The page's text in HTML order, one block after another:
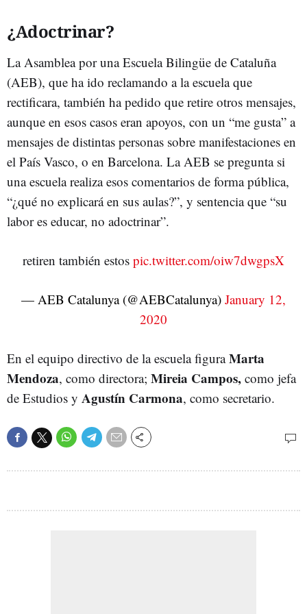
¿Adoctrinar?
La Asamblea por una Escuela Bilingüe de Cataluña
(AEB), que ha ido reclamando a la escuela que
rectificara, también ha pedido que retire otros mensajes,
aunque en esos casos eran apoyos, con un “me gusta” a
mensajes de distintas personas sobre manifestaciones en
el País Vasco, o en Barcelona. La AEB se pregunta si
una escuela realiza esos comentarios de forma pública,
“¿qué no explicará en sus aulas?”, y sentencia que “su
labor es educar, no adoctrinar”.
retiren también estos pic.twitter.com/oiw7dwgpsX
— AEB Catalunya (@AEBCatalunya) January 12,
2020
En el equipo directivo de la escuela figuraMarta
Mendoza, como directora; Mireia Campos, como jefa
de Estudios y Agustín Carmona, como secretario.